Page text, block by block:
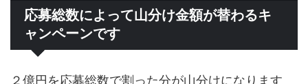
応募総数によって山分け金額が替わるキ
ャンペーンです
２億円を応募総数で割った分が山分けになります